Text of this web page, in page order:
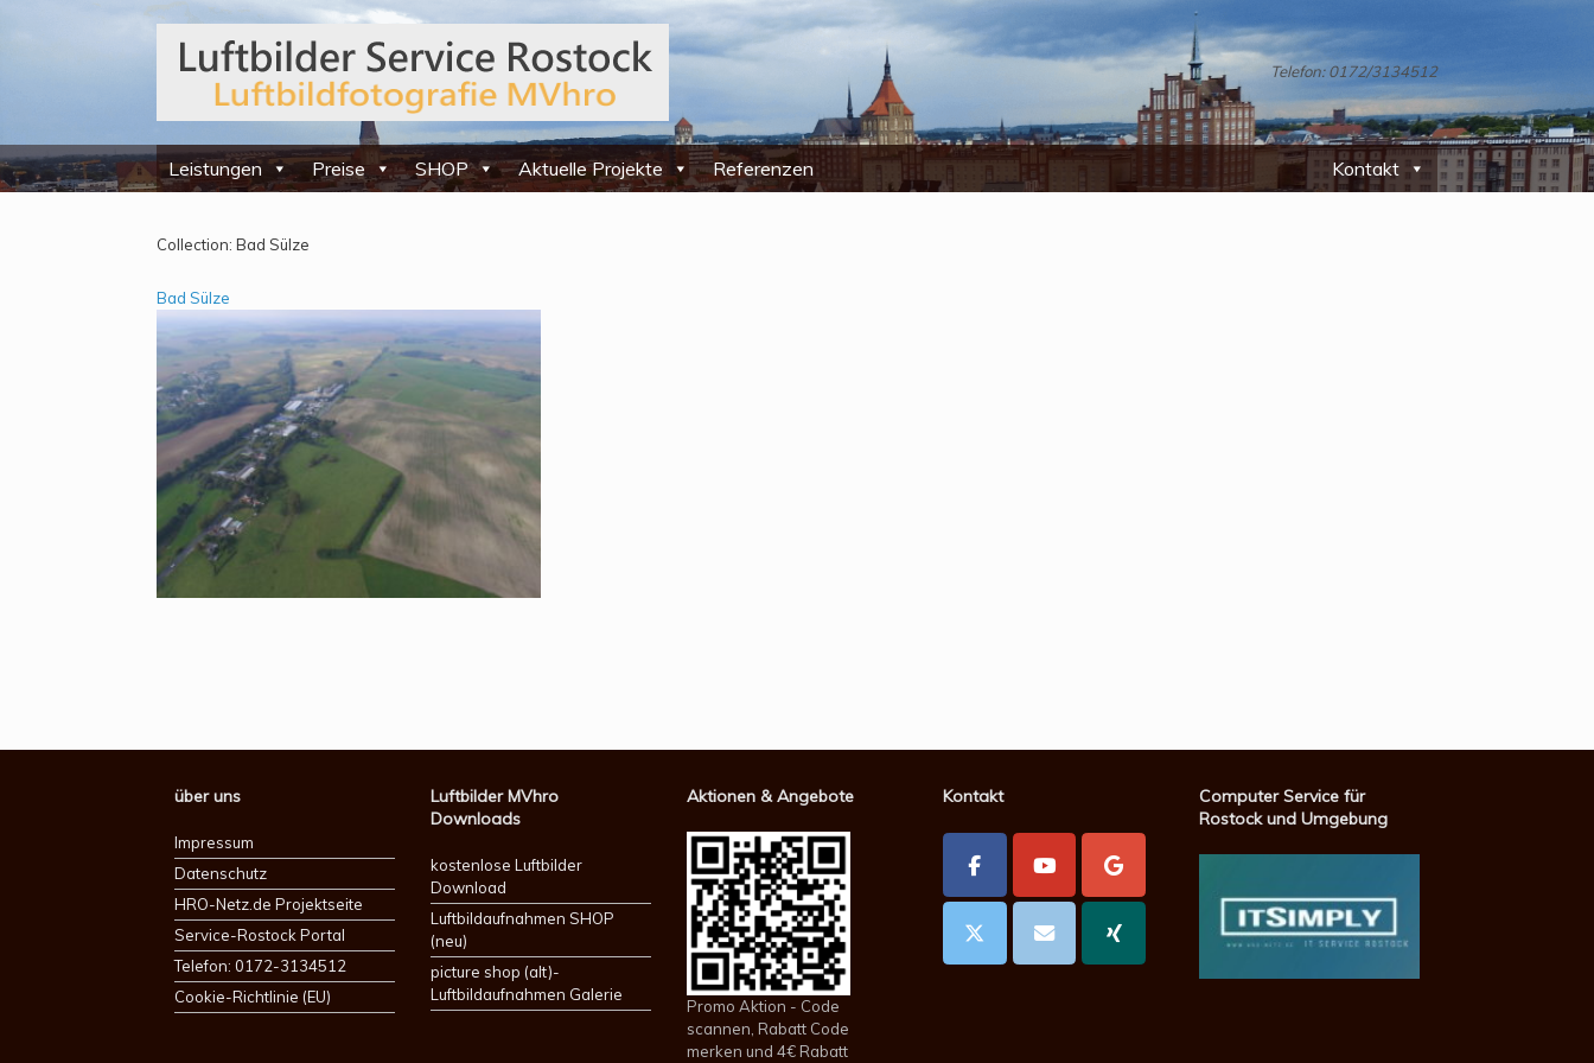
Telefon: 0172/3134512
Leistungen Preise SHOP Aktuelle Projekte Referenzen Kontakt
Collection: Bad Sülze
Bad Sülze
über uns
Impressum
Datenschutz
HRO-Netz.de Projektseite
Service-Rostock Portal
Telefon: 0172-3134512
Cookie-Richtlinie (EU)
Luftbilder MVhro
Downloads
kostenlose Luftbilder
Download
Luftbildaufnahmen SHOP
(neu)
picture shop (alt)-
Luftbildaufnahmen Galerie
Aktionen & Angebote
Promo Aktion - Code
scannen, Rabatt Code
merken und 4€ Rabatt
Kontakt
Computer Service für
Rostock und Umgebung